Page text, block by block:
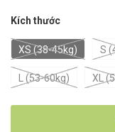
Kích thước
XS (38-45kg) S
L (53-60kg) XL